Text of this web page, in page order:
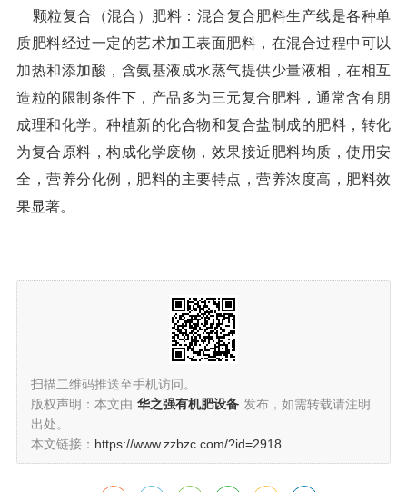
颗粒复合（混合）肥料：混合复合肥料生产线是各种单
质肥料经过一定的艺术加工表面肥料，在混合过程中可以
加热和添加酸，含氨基液成水蒸气提供少量液相，在相互
造粒的限制条件下，产品多为三元复合肥料，通常含有朋
成理和化学。种植新的化合物和复合盐制成的肥料，转化
为复合原料，构成化学废物，效果接近肥料均质，使用安
全，营养分化例，肥料的主要特点，营养浓度高，肥料效
果显著。
扫描二维码推送至手机访问。
版权声明：本文由 华之强有机肥设备 发布，如需转载请注明
出处。
本文链接： https://www.zzbzc.com/?id=2918